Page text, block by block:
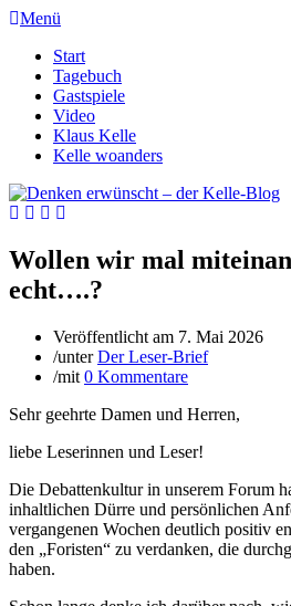
Menü
Start
Tagebuch
Gastspiele
Video
Klaus Kelle
Kelle woanders
Wollen wir mal
echt….?
Veröffentlicht am 7. Mai 2026
/unterDer Leser-Brief
/mit 0 Kommentare
Sehr geehrte Damen und Herren,
liebe Leserinnen und Leser!
Die Debattenkultur in unserem Forum
inhaltlichen Dürre und persönlichen
vergangenen Wochen deutlich positiv
den „Foristen“ zu verdanken, die
haben.